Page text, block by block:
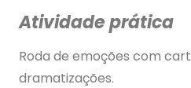
Atividade prática
Roda de emoções com
dramatizações.